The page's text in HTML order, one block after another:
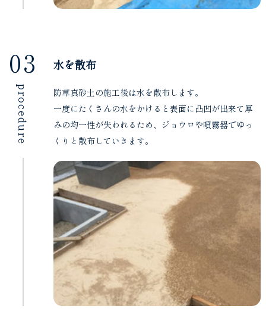
03
procedure
水を散布
防草真砂土の施工後は水を散布します。
一度にたくさんの水をかけると表面に凸凹が出来て厚
みの均一性が失われるため、ジョウロや噴霧器でゆっ
くりと散布していきます。